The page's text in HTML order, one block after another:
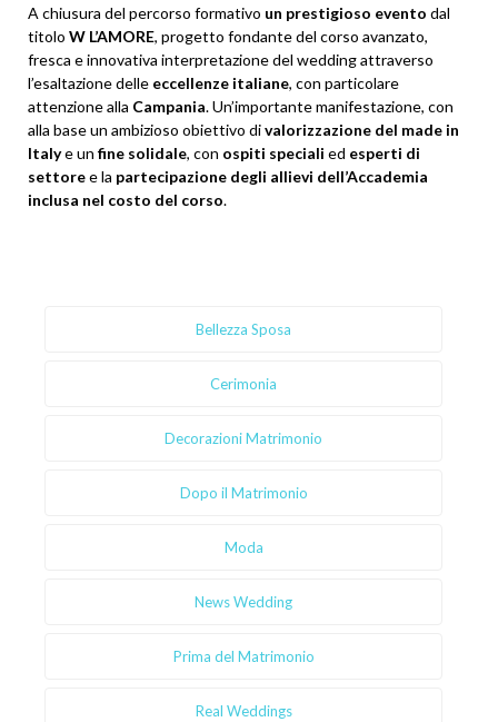
A chiusura del percorso formativo un prestigioso evento dal
titolo W L’AMORE, progetto fondante del corso avanzato,
fresca e innovativa interpretazione del wedding attraverso
l’esaltazione delle eccellenze italiane, con particolare
attenzione alla Campania. Un’importante manifestazione, con
alla base un ambizioso obiettivo divalorizzazione del made in
Italye un fine solidale, con ospiti speciali ed esperti di
settoree la partecipazione degli allievi dell’Accademia
inclusa nel costo del corso.
Bellezza Sposa
Cerimonia
Decorazioni Matrimonio
Dopo il Matrimonio
Moda
News Wedding
Prima del Matrimonio
Real Weddings